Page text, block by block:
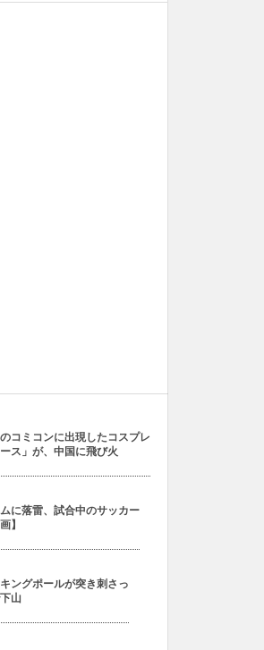
コミコンに出現したコスプレ
ス」が、中国に飛び火
に落雷、試合中のサッカー
】
ングポールが突き刺さっ
山